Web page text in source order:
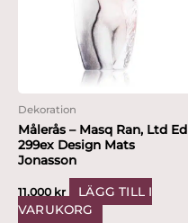
Dekoration
Målerås – Masq Ran, Ltd Ed
299ex Design Mats
Jonasson
11,000 kr
LÄGG TILL I
VARUKORG